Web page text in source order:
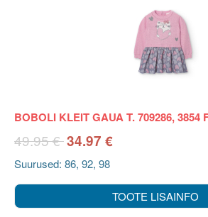
BOBOLI KLEIT GAUA T. 709286, 3854
49.95 €34.97 €
Suurused: 86, 92, 98
TOOTE LISAINFO